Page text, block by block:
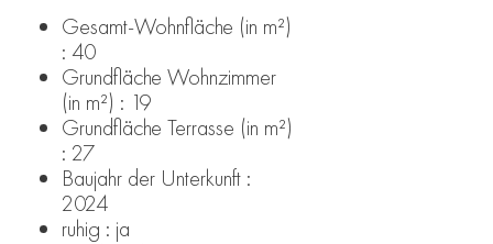
Gesamt-Wohnfläche (in m²)
: 40
Grundfläche Wohnzimmer
(in m²) : 19
Grundfläche Terrasse (in m²)
: 27
Baujahr der Unterkunft :
2024
ruhig : ja